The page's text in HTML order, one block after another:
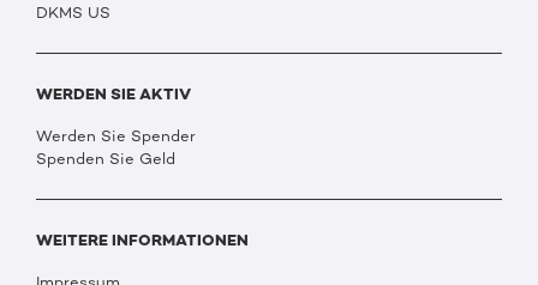
DKMS US
WERDEN SIE AKTIV
Werden Sie Spender
Spenden Sie Geld
WEITERE INFORMATIONEN